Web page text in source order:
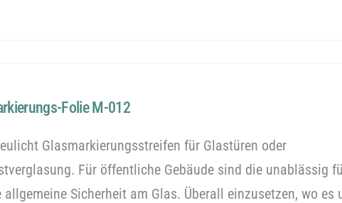
Folie M-012
Glasmarkierungsstreifen für Glastüren oder
Für öffentliche Gebäude sind die unablässig
allgemeine Sicherheit am Glas. Überall einzusetzen, wo es